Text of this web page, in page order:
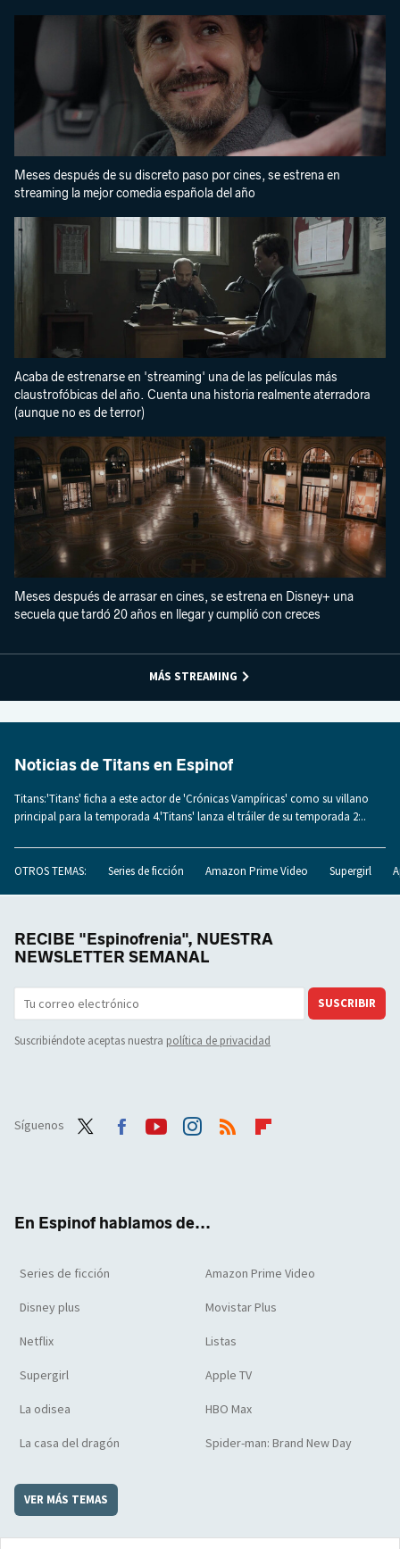
Meses después de su discreto paso por cines, se estrena en
streaming la mejor comedia española del año
Acaba de estrenarse en 'streaming' una de las películas más
claustrofóbicas del año. Cuenta una historia realmente aterradora
(aunque no es de terror)
Meses después de arrasar en cines, se estrena en Disney+ una
secuela que tardó 20 años en llegar y cumplió con creces
MÁS STREAMING
Noticias de Titans en Espinof
Titans:'Titans' ficha a este actor de 'Crónicas Vampíricas' como su villano
principal para la temporada 4.'Titans' lanza el tráiler de su temporada 2:..
OTROS TEMAS: Series de ficción Amazon Prime Video Supergirl
RECIBE "Espinofrenia", NUESTRA
NEWSLETTER SEMANAL
SUSCRIBIR
Suscribiéndote aceptas nuestra política de privacidad
Síguenos
En Espinof hablamos de...
Series de ficción Amazon Prime Video
Disney plus Movistar Plus
Netflix Listas
Supergirl Apple TV
La odisea HBO Max
La casa del dragón Spider-man: Brand New Day
VER MÁS TEMAS